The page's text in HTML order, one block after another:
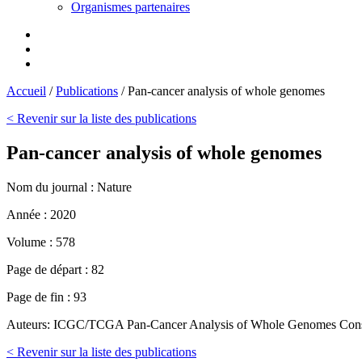
Organismes partenaires
Accueil /Publications /Pan-cancer analysis of whole genomes
< Revenir sur la liste des publications
Pan-cancer analysis of whole genomes
Nom du journal : Nature
Année : 2020
Volume : 578
Page de départ : 82
Page de fin : 93
Auteurs: ICGC/TCGA Pan-Cancer Analysis of Whole Genomes
< Revenir sur la liste des publications